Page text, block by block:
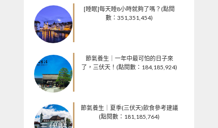
[睡眠]每天睡8小時就夠了嗎？(點閱
數：351,351,454)
節氣養生｜一年中最可怕的日子來
了，三伏天！(點閱數：184,185,924)
節氣養生｜夏季(三伏天)飲食參考建議
(點閱數：181,185,764)